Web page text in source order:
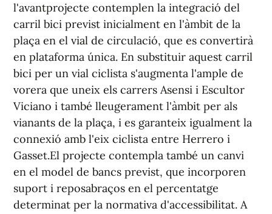
l'avantprojecte contemplen la integració del
carril bici previst inicialment en l'àmbit de la
plaça en el vial de circulació, que es convertirà
en plataforma única. En substituir aquest carril
bici per un vial ciclista s'augmenta l'ample de
vorera que uneix els carrers Asensi i Escultor
Viciano i també lleugerament l'àmbit per als
vianants de la plaça, i es garanteix igualment la
connexió amb l'eix ciclista entre Herrero i
Gasset.El projecte contempla també un canvi
en el model de bancs previst, que incorporen
suport i reposabraços en el percentatge
determinat per la normativa d'accessibilitat. A